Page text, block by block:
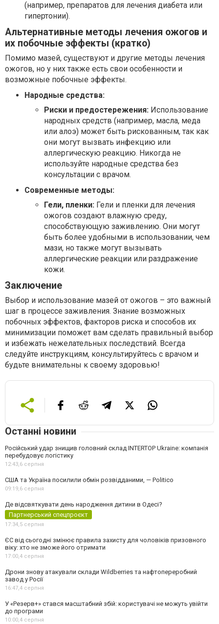
(например, препаратов для лечения диабета или
гипертонии).
Альтернативные методы лечения ожогов и
их побочные эффекты (кратко)
Помимо мазей, существуют и другие методы лечения
ожогов, но у них также есть свои особенности и
возможные побочные эффекты.
Народные средства:
Риски и предостережения: Использование
народных средств (например, масла, меда
или алоэ) может быть рискованным, так как
они могут вызвать инфекцию или
аллергическую реакцию. Никогда не
используйте народные средства без
консультации с врачом.
Современные методы:
Гели, пленки: Гели и пленки для лечения
ожогов создают влажную среду,
способствующую заживлению. Они могут
быть более удобными в использовании, чем
мази, но также могут вызывать
аллергические реакции или раздражение
кожи.
Заключение
Выбор и использование мазей от ожогов – это важный
шаг в процессе заживления. Знание возможных
побочных эффектов, факторов риска и способов их
минимизации поможет вам сделать правильный выбор
и избежать нежелательных последствий. Всегда
следуйте инструкциям, консультируйтесь с врачом и
будьте внимательны к своему здоровью!
Останні новини
Російський удар знищив головний склад INTERTOP Ukraine: компанія
перебудовує логістику
12:43,6 серпня
США та Україна посилили обмін розвідданими, — Politico
09:19,6 серпня
Де відсвяткувати день народження дитини в Одесі?
Партнерський спецпроєкт
17:34,5 серпня
ЄС від сьогодні змінює правила захисту для чоловіків призовного
віку: хто не зможе його отримати
17:00,4 серпня
Дрони знову атакували склади Wildberries та нафтопереробний
завод у Росії
16:47,4 серпня
У «Резерв+» стався масштабний збій: користувачі не можуть увійти
до програми
10:00,4 серпня